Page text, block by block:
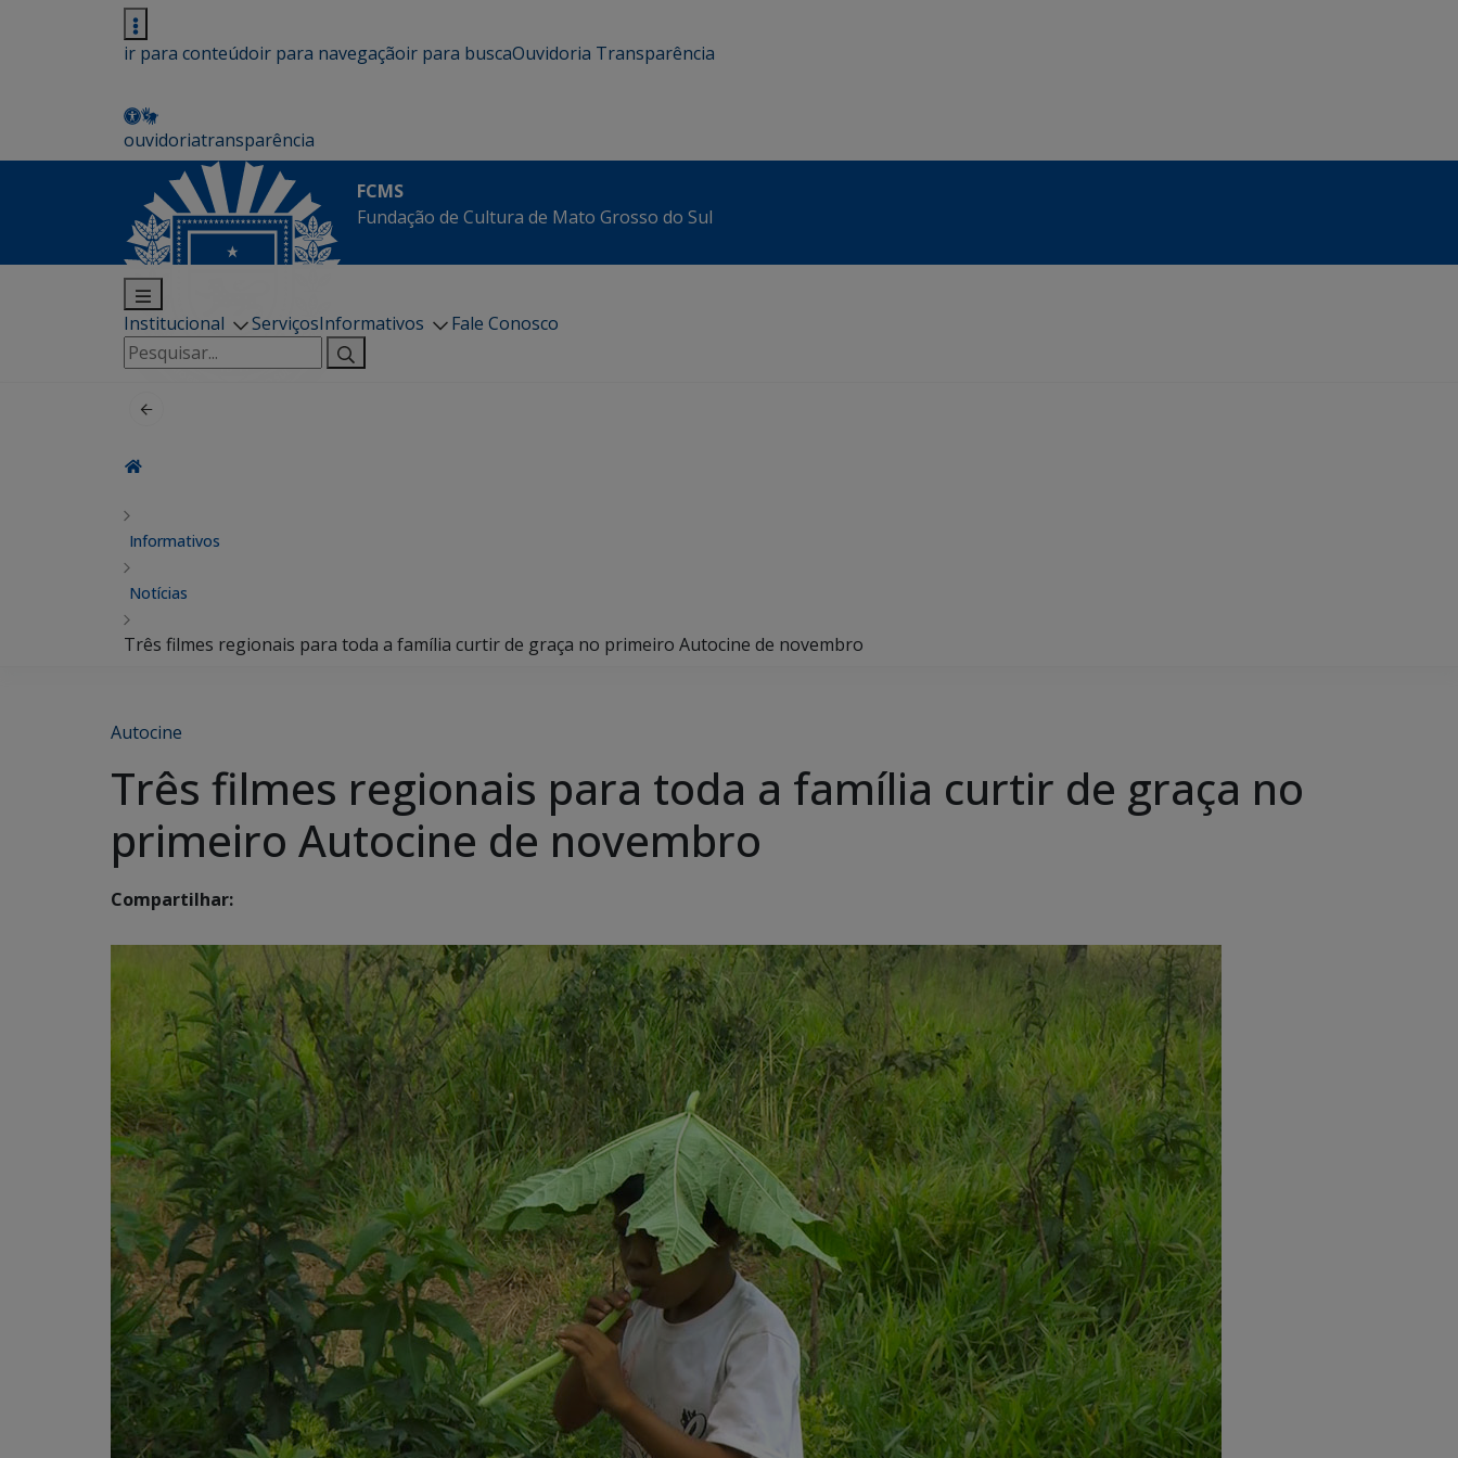
ir para conteúdoir para navegaçãoir para buscaOuvidoria Transparência
ouvidoriatransparência
FCMS
Fundação de Cultura de Mato Grosso do Sul
Institucional ServiçosInformativos
Fale Conosco
Pesquisar
por:
Informativos
Notícias
Três filmes regionais para toda a família curtir de graça no primeiro Autocine de novembro
Autocine
Três filmes regionais para toda a família curtir de graça no
primeiro Autocine de novembro
Compartilhar: